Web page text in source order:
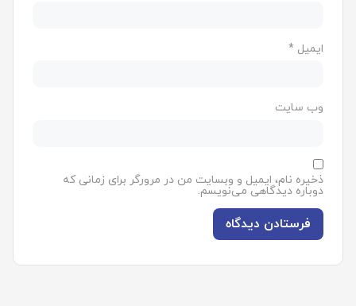
ایمیل *
وب‌ سایت
ذخیره نام، ایمیل و وبسایت من در مرورگر برای زمانی که
دوباره دیدگاهی می‌نویسم.